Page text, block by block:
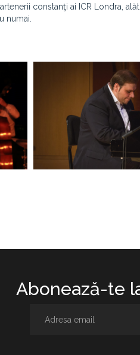
constanţi ai ICR Londra,
numai.
Abonează-te